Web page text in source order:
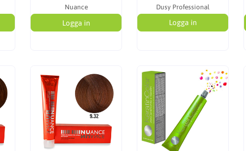
Nuance
Logga in
Dusy Professional
Logga in